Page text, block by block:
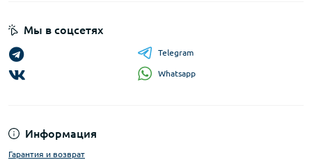
Информация
Гарантия и возврат
Мы в соцсетях
Telegram
Whatsapp